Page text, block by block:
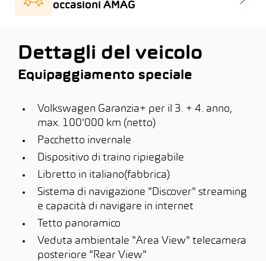
occasioni AMAG
Dettagli del veicolo
Equipaggiamento speciale
Volkswagen Garanzia+ per il 3. + 4. anno,
max. 100'000 km (netto)
Pacchetto invernale
Dispositivo di traino ripiegabile
Libretto in italiano(fabbrica)
Sistema di navigazione "Discover" streaming
e capacità di navigare in internet
Tetto panoramico
Veduta ambientale "Area View" telecamera
posteriore "Rear View"